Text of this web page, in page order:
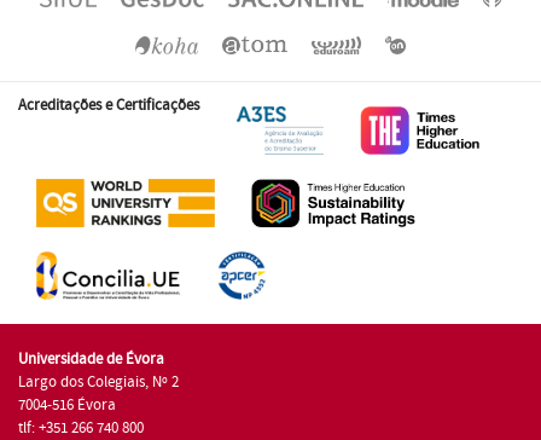
Acreditações e Certificações
Universidade de Évora
Largo dos Colegiais, Nº 2
7004-516 Évora
tlf: +351 266 740 800